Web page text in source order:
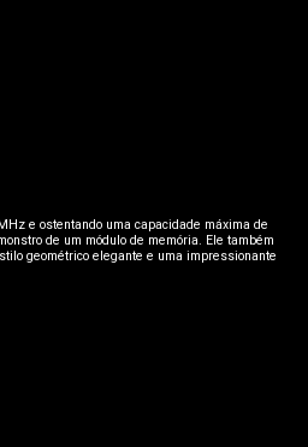
e ostentando uma capacidade máxima de
de um módulo de memória. Ele também
geométrico elegante e uma impressionante